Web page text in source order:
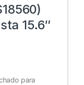
15.6″
para